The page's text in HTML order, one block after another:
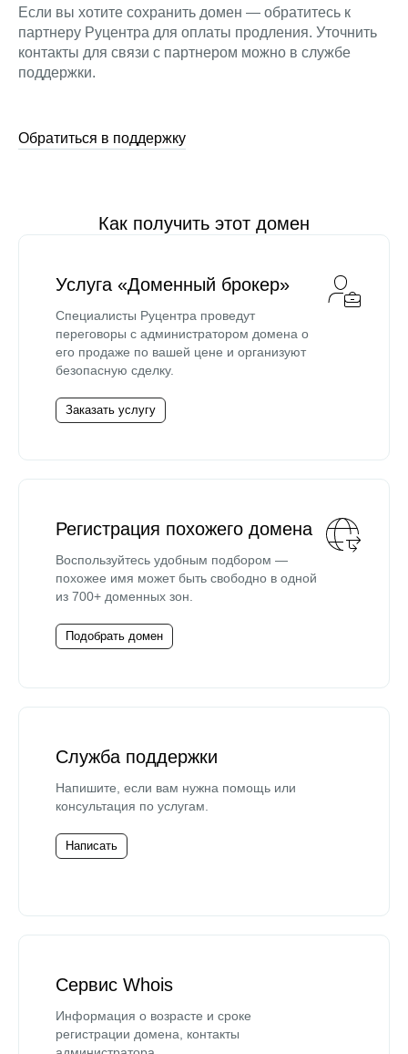
Если вы хотите сохранить домен — обратитесь к
партнеру Руцентра для оплаты продления. Уточнить
контакты для связи с партнером можно в службе
поддержки.
Обратиться в поддержку
Как получить этот домен
Услуга «Доменный брокер»
Специалисты Руцентра проведут
переговоры с администратором домена о
его продаже по вашей цене и организуют
безопасную сделку.
Заказать услугу
Регистрация похожего домена
Воспользуйтесь удобным подбором —
похожее имя может быть свободно в одной
из 700+ доменных зон.
Подобрать домен
Служба поддержки
Напишите, если вам нужна помощь или
консультация по услугам.
Написать
Сервис Whois
Информация о возрасте и сроке
регистрации домена, контакты